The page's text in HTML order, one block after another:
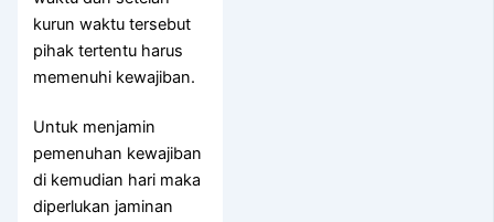
kurun waktu tersebut
pihak tertentu harus
memenuhi kewajiban.
Untuk menjamin
pemenuhan kewajiban
di kemudian hari maka
diperlukan jaminan